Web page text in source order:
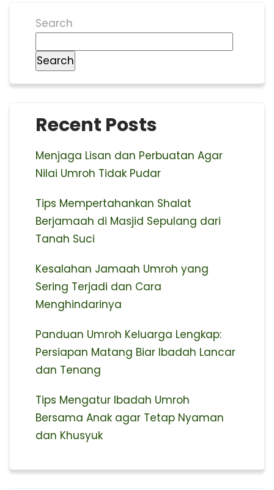
Search
Search
Recent Posts
Menjaga Lisan dan Perbuatan Agar
Nilai Umroh Tidak Pudar
Tips Mempertahankan Shalat
Berjamaah di Masjid Sepulang dari
Tanah Suci
Kesalahan Jamaah Umroh yang
Sering Terjadi dan Cara
Menghindarinya
Panduan Umroh Keluarga Lengkap:
Persiapan Matang Biar Ibadah Lancar
dan Tenang
Tips Mengatur Ibadah Umroh
Bersama Anak agar Tetap Nyaman
dan Khusyuk